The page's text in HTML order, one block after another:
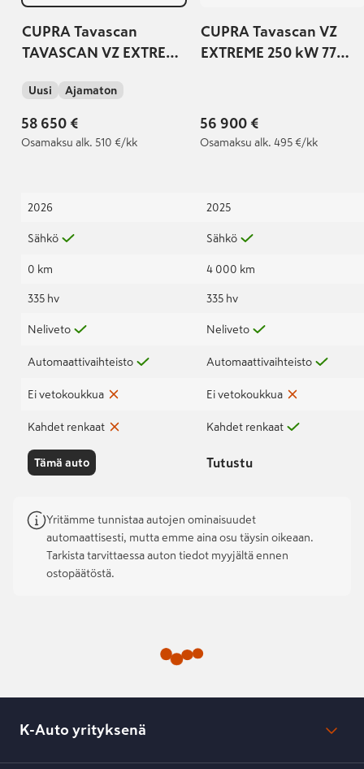
CUPRA Tavascan
TAVASCAN VZ EXTREME
TURN ON |
Kampanjakorko
1,49%+kulut Takuu 5v
Uusi Ajamaton
58 650 €
Osamaksu alk. 510 €/kk
2026
Sähkö
0 km
335 hv
Neliveto
Automaattivaihteisto
Ei vetokoukkua
Kahdet renkaat
Tämä auto
CUPRA Tavascan VZ
EXTREME 250 kW 77
56 900 €
Osamaksu alk. 495 €/kk
2025
Sähkö
4 000 km
335 hv
Neliveto
Automaattivaihteisto
Ei vetokoukkua
Kahdet renkaat
Tutustu
Yritämme tunnistaa autojen ominaisuudet
automaattisesti, mutta emme aina osu täysin oikeaan.
Tarkista tarvittaessa auton tiedot myyjältä ennen
ostopäätöstä.
K-Auto yrityksenä